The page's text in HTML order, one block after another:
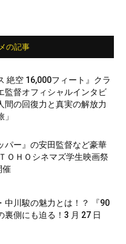
の記事
絶空 16,000フィート』クラ
監督オフィシャルインタビ
間の回復力と真実の解放力
パー』の安田監督など豪華
ＯＨＯシネマズ学生映画祭
催
中川駿の魅力とは！？ 『90
裏側にも迫る！3 月 27 日